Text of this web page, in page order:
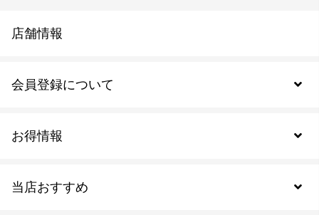
当店おすすめ
お得情報
会員登録について
会員規約について
店舗情報